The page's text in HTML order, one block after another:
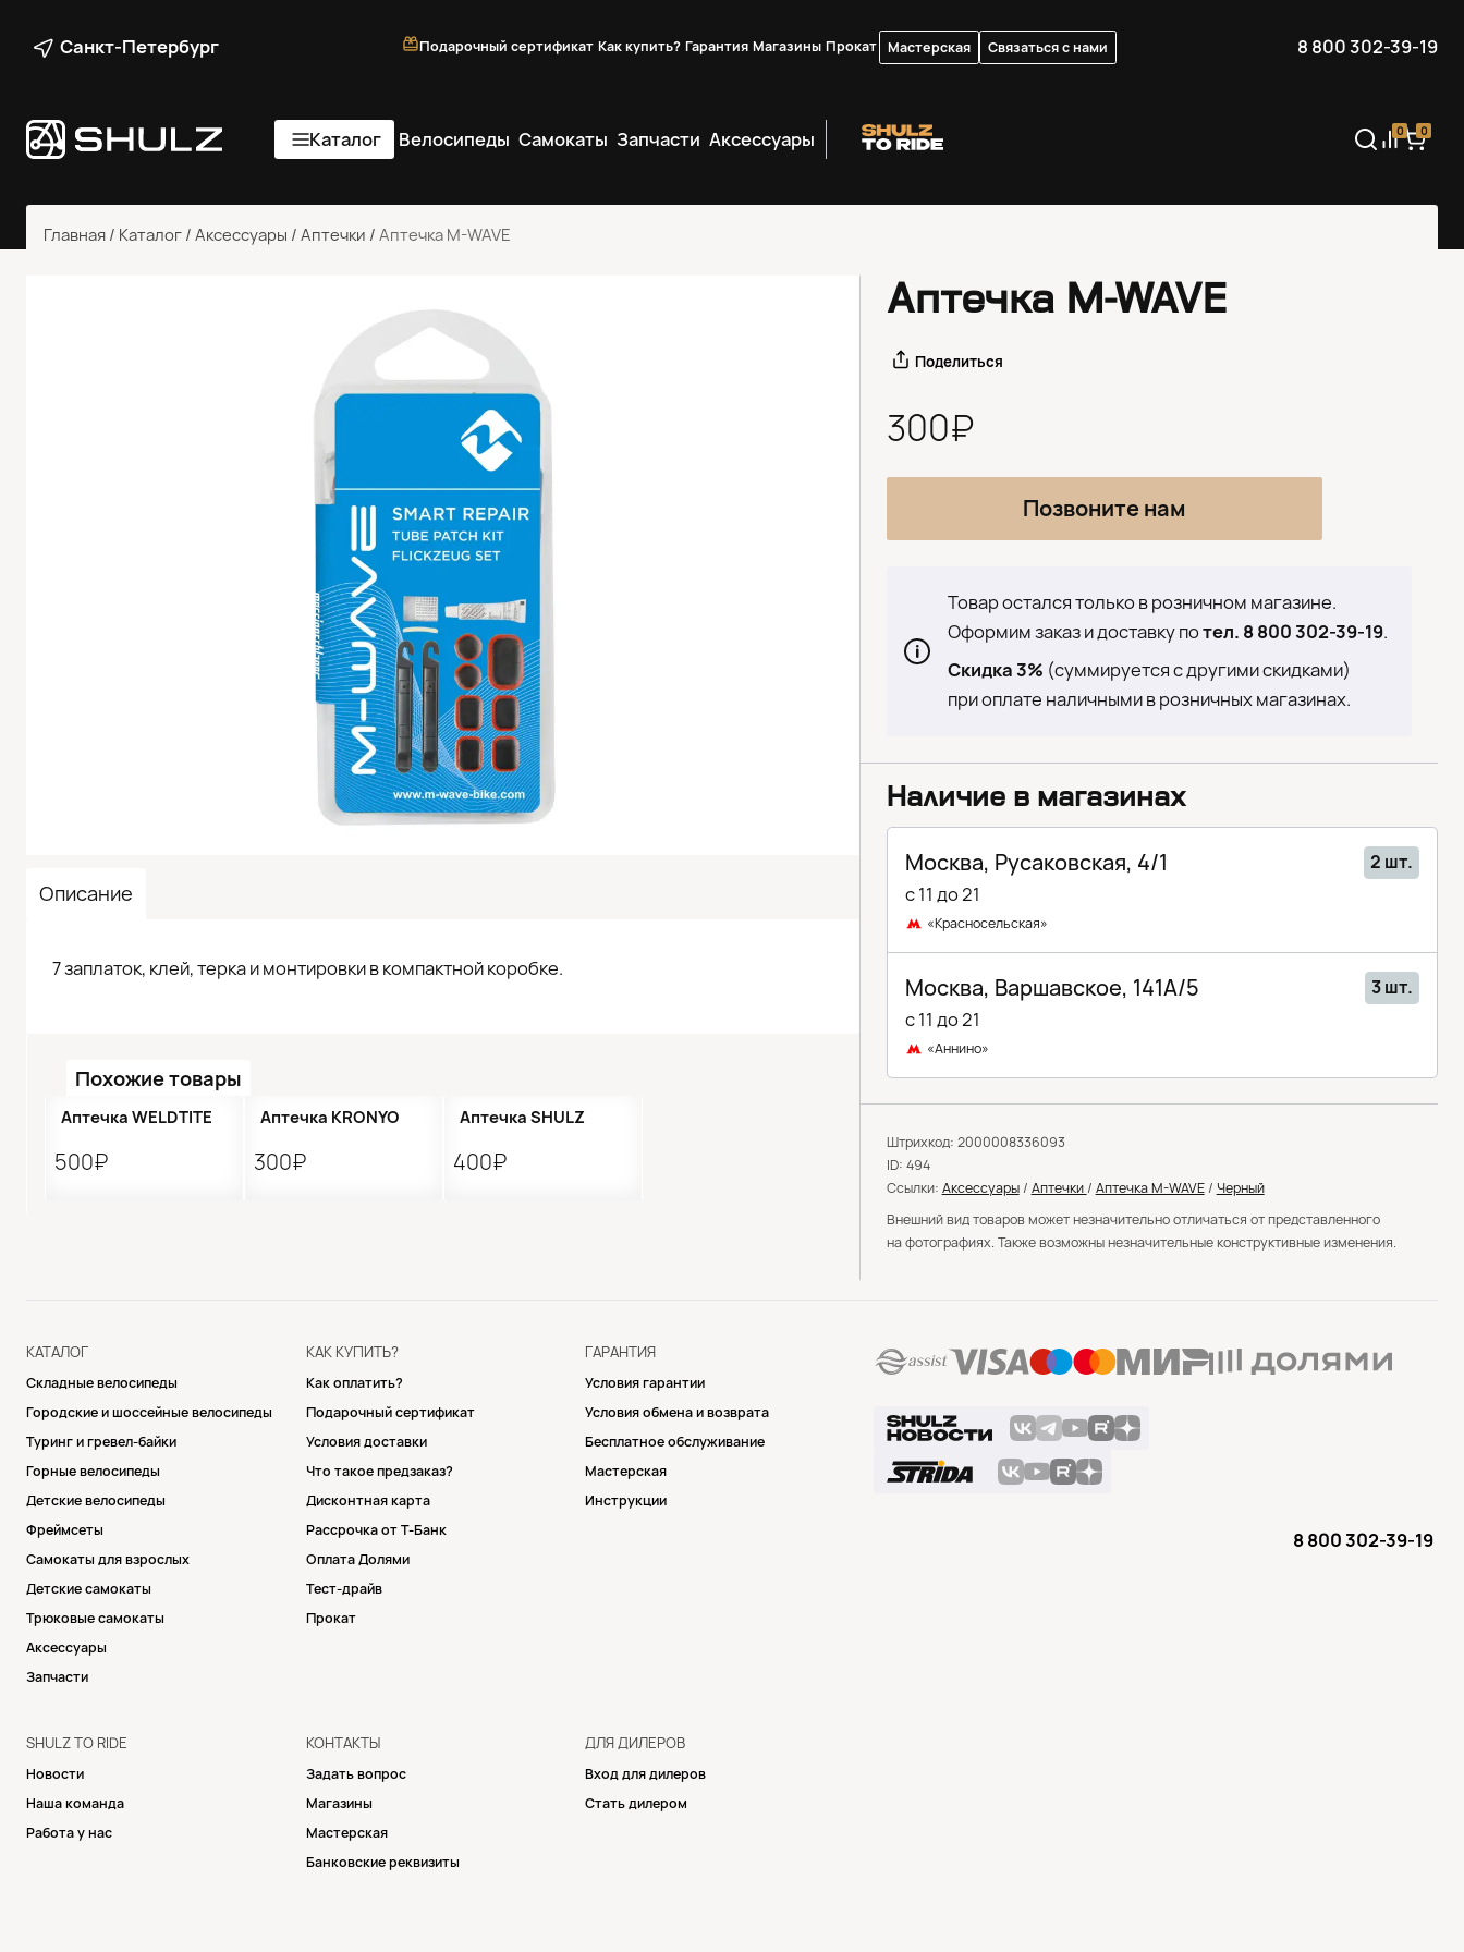
Санкт-Петербург Подарочный сертификат Как купить? Гарантия Магазины Прокат Мастерская Связаться с нами 8 800 302-39-19
Каталог Велосипеды Самокаты Запчасти Аксессуары 0 0
Главная / Каталог / Аксессуары / Аптечки / Аптечка M-WAVE
Описание
7 заплаток, клей, терка и монтировки в компактной коробке.
Похожие товары
Аптечка WELDTITE
500₽
Аптечка KRONYO
300₽
Аптечка SHULZ
400₽
Аптечка M-WAVE
Поделиться
300₽
Позвоните нам
Товар остался только в розничном магазине.
Оформим заказ и доставку потел. 8 800 302-39-19.
Скидка 3% (суммируется с другими скидками)
при оплате наличными в розничных магазинах.
Наличие в магазинах
Москва, Русаковская, 4/1 2 шт.
с 11 до 21
«Красносельская»
Москва, Варшавское, 141A/5 3 шт.
с 11 до 21
«Аннино»
Штрихкод: 2000008336093
ID: 494
Ссылки: Аксессуары/ Аптечки / Аптечка M-WAVE/ Черный
Внешний вид товаров может незначительно отличаться от представленного
на фотографиях. Также возможны незначительные конструктивные изменения.
КАТАЛОГ
Складные велосипеды
Городские и шоссейные велосипеды
Туринг и гревел-байки
Горные велосипеды
Детские велосипеды
Фреймсеты
Самокаты для взрослых
Детские самокаты
Трюковые самокаты
Аксессуары
Запчасти
КАК КУПИТЬ?
Как оплатить?
Подарочный сертификат
Условия доставки
Что такое предзаказ?
Дисконтная карта
Рассрочка от Т-Банк
Оплата Долями
Тест-драйв
Прокат
ГАРАНТИЯ
Условия гарантии
Условия обмена и возврата
Бесплатное обслуживание
Мастерская
Инструкции
SHULZ TO RIDE
Новости
Наша команда
Работа у нас
КОНТАКТЫ
Задать вопрос
Магазины
Мастерская
Банковские реквизиты
ДЛЯ ДИЛЕРОВ
Вход для дилеров
Стать дилером
8 800 302-39-19